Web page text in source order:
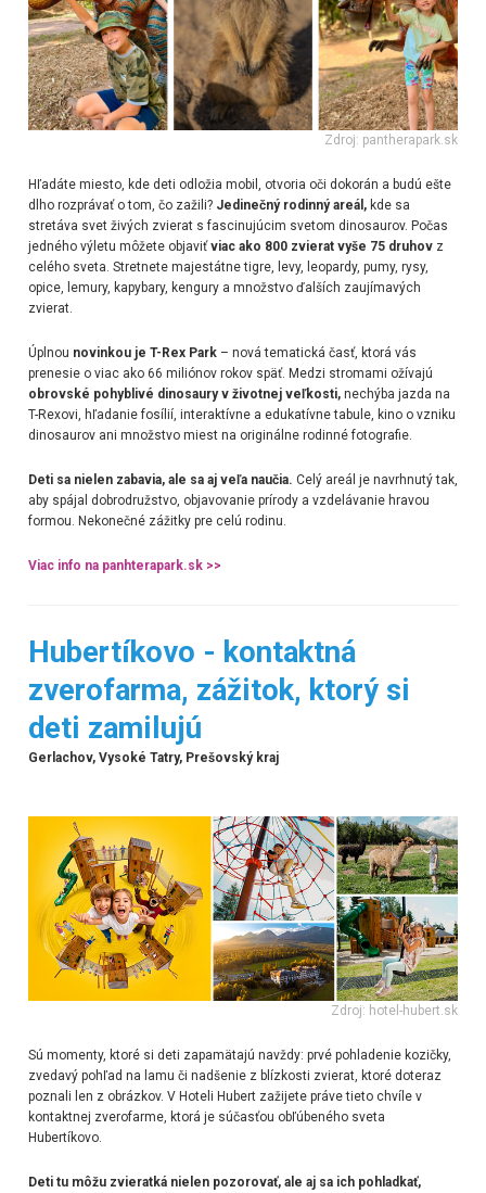
Zdroj: pantherapark.sk
Hľadáte miesto, kde deti odložia mobil, otvoria oči dokorán a budú ešte
dlho rozprávať o tom, čo zažili? Jedinečný rodinný areál,kde sa
stretáva svet živých zvierat s fascinujúcim svetom dinosaurov. Počas
jedného výletu môžete objaviťviac ako 800 zvierat vyše 75 druhovz
celého sveta. Stretnete majestátne tigre, levy, leopardy, pumy, rysy,
opice, lemury, kapybary, kengury a množstvo ďalších zaujímavých
zvierat.
Úplnou novinkou je T-Rex Park– nová tematická časť, ktorá vás
prenesie o viac ako 66 miliónov rokov späť. Medzi stromami ožívajú
obrovské pohyblivé dinosaury v životnej veľkosti,nechýba jazda na
T-Rexovi, hľadanie fosílií, interaktívne a edukatívne tabule, kino o vzniku
dinosaurov ani množstvo miest na originálne rodinné fotografie.
Deti sa nielen zabavia, ale sa aj veľa naučia. Celý areál je navrhnutý tak,
aby spájal dobrodružstvo, objavovanie prírody a vzdelávanie hravou
formou. Nekonečné zážitky pre celú rodinu.
Viac info na panhterapark.sk >>
Hubertíkovo - kontaktná
zverofarma, zážitok, ktorý si
deti zamilujú
Gerlachov, Vysoké Tatry, Prešovský kraj
Zdroj: hotel-hubert.sk
Sú momenty, ktoré si deti zapamätajú navždy: prvé pohladenie kozičky,
zvedavý pohľad na lamu či nadšenie z blízkosti zvierat, ktoré doteraz
poznali len z obrázkov. V Hoteli Hubertzažijete práve tieto chvíle v
kontaktnej zverofarme, ktorá je súčasťou obľúbeného sveta
Hubertíkovo.
Deti tu môžu zvieratká nielen pozorovať, ale aj sa ich pohladkať,